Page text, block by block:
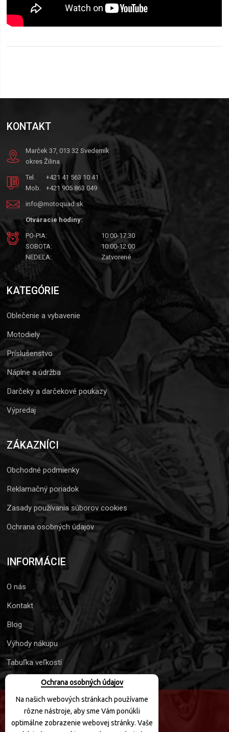
Ochrana osobných údajov
Na našich webových stránkach používame
rôzne nástroje, aby sme Vám ponúkli
optimálne zobrazenie webovej stránky. Vaše
KONTAKT
Marček 37, 013 32 Svederník
okres Žilina
Tel.
+421 41 563 10 41
Mob.
+421 905 863 049
info@motoquad.sk
Otváracie hodiny:
PO-PIA:
10:00-17:30
SOBOTA:
10:00-12:00
NEDEĽA:
Zatvorené
KATEGÓRIE
Oblečenie a vybavenie
Motodiely
Príslušenstvo
Náplne a údržba
Darčeky a darčekové poukazy
Výpredaj
ZÁKAZNÍCI
Obchodné podmienky
Reklamačný poriadok
Zasady používania súborov cookies
Ochrana osobných údajov
INFORMÁCIE
O nás
Kontakt
Blog
Výhody nákupu
Tabuľka veľkostí
SLEDUJTE NÁS